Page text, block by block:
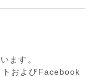
ます。
およびFacebook